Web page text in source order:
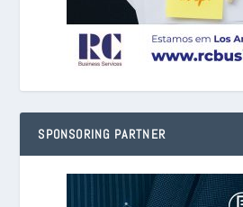
SPONSORING PARTNER